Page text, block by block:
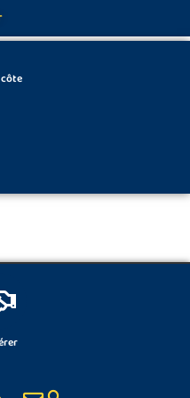
côte